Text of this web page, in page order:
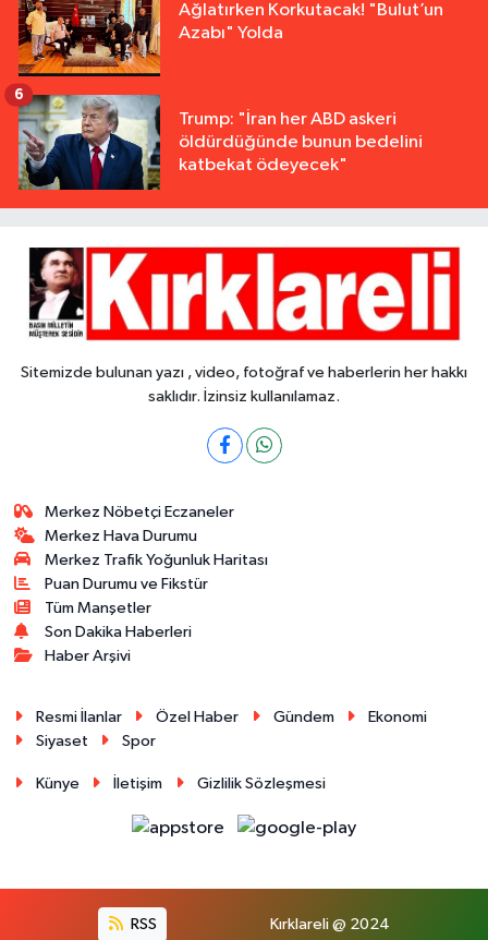
Ağlatırken Korkutacak! "Bulut’un
Azabı" Yolda
Trump: "İran her ABD askeri
öldürdüğünde bunun bedelini
katbekat ödeyecek"
6
Sitemizde bulunan yazı , video, fotoğraf ve haberlerin her hakkı
saklıdır. İzinsiz kullanılamaz.
Merkez Nöbetçi Eczaneler
Merkez Hava Durumu
Merkez Trafik Yoğunluk Haritası
Puan Durumu ve Fikstür
Tüm Manşetler
Son Dakika Haberleri
Haber Arşivi
Resmi İlanlar Özel Haber Gündem
Ekonomi
Siyaset
Spor
Künye İletişim Gizlilik Sözleşmesi
RSS Kırklareli @ 2024